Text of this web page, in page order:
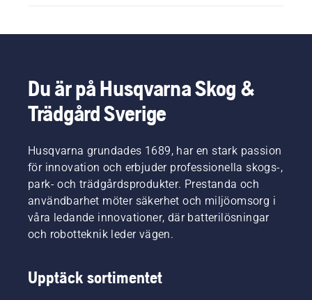
Du är på Husqvarna Skog &
Trädgård Sverige
Husqvarna grundades 1689, har en stark passion
för innovation och erbjuder professionella skogs-,
park- och trädgårdsprodukter. Prestanda och
användbarhet möter säkerhet och miljöomsorg i
våra ledande innovationer, där batterilösningar
och robotteknik leder vägen.
Upptäck sortimentet